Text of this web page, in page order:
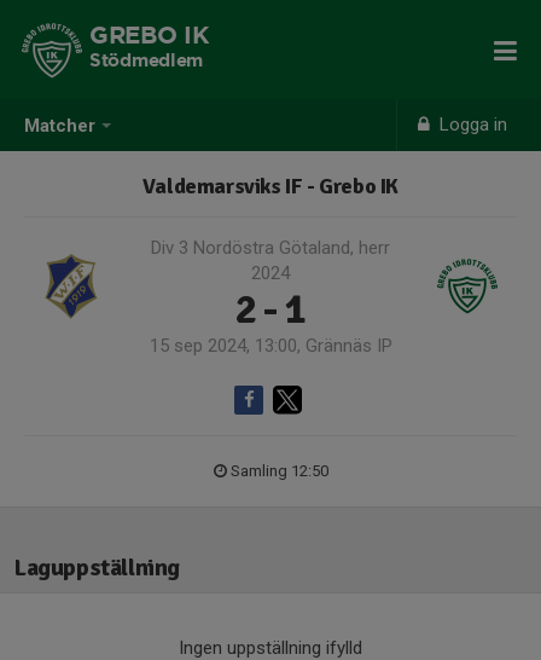
Matcher Logga in
GREBO IK
Stödmedlem
Valdemarsviks IF - Grebo IK
Div 3 Nordöstra Götaland, herr
2024
2 - 1
15 sep 2024, 13:00, Grännäs IP
Samling 12:50
Laguppställning
Ingen uppställning ifylld